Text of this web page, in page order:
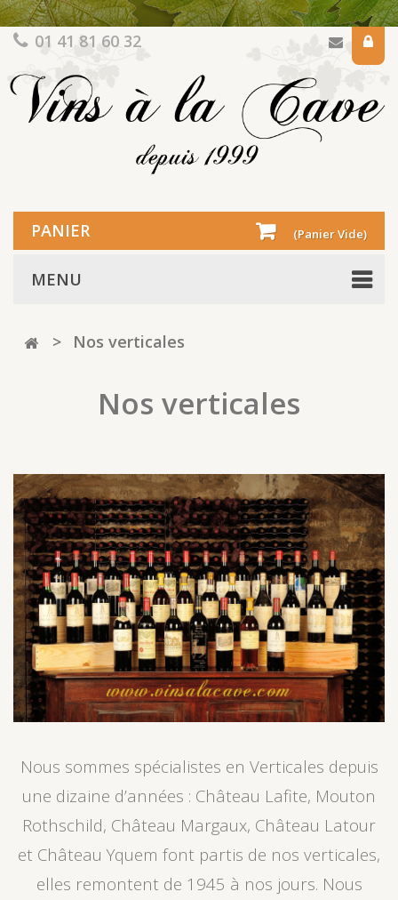
01 41 81 60 32
PANIER (Panier Vide)
MENU
> Nos verticales
Nos verticales
Nous sommes spécialistes en Verticales depuis
une dizaine d’années : Château Lafite, Mouton
Rothschild, Château Margaux, Château Latour
et Château Yquem font partis de nos verticales,
elles remontent de 1945 à nos jours. Nous